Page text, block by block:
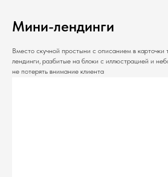
Мини-лендинги
Вместо скучной простыни с описанием в карточки
лендинги, разбитые на блоки с иллюстрацией и
не потерять внимание клиента